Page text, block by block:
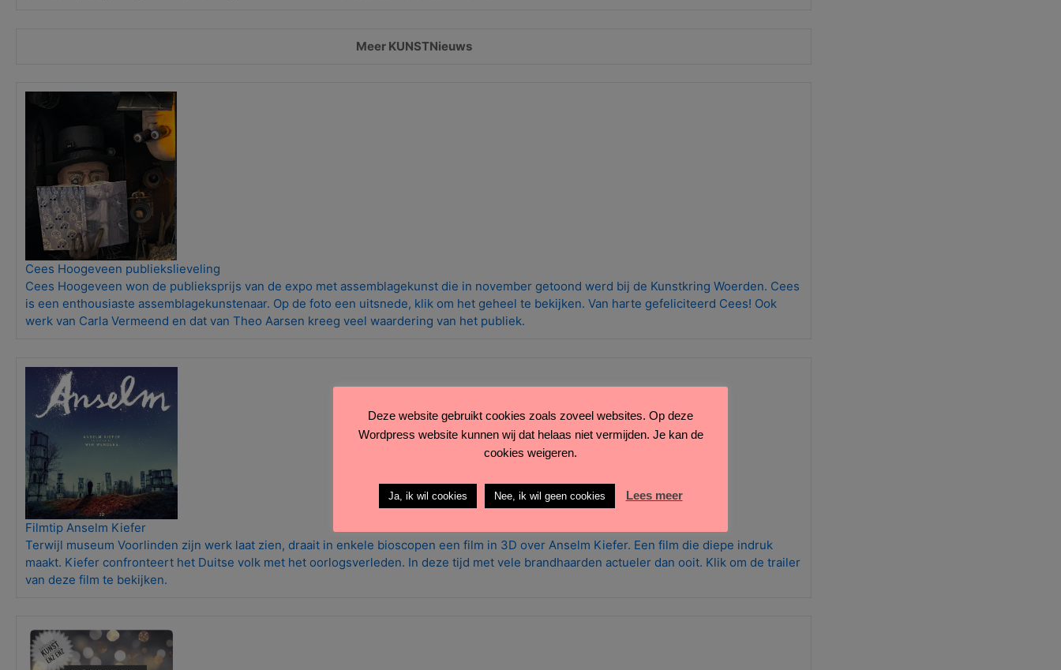
Meer KUNSTNieuws
Cees Hoogeveen publiekslieveling
Cees Hoogeveen won de publieksprijs van de expo met assemblagekunst die in november getoond werd bij de Kunstkring Woerden. Cees
is een enthousiaste assemblagekunstenaar. Op de foto een uitsnede, klik om het geheel te bekijken. Van harte gefeliciteerd Cees! Ook
werk van Carla Vermeend en dat van Theo Aarsen kreeg veel waardering van het publiek.
Filmtip Anselm Kiefer
Terwijl museum Voorlinden zijn werk laat zien, draait in enkele bioscopen een film in 3D over Anselm Kiefer. Een film die diepe indruk
maakt. Kiefer confronteert het Duitse volk met het oorlogsverleden. In deze tijd met vele brandhaarden actueler dan ooit. Klik om de trailer
van deze film te bekijken.
Deze website gebruikt cookies zoals zoveel websites. Op deze
Wordpress website kunnen wij dat helaas niet vermijden. Je kan de
cookies weigeren.
Ja, ik wil cookies Nee, ik wil geen cookies Lees meer